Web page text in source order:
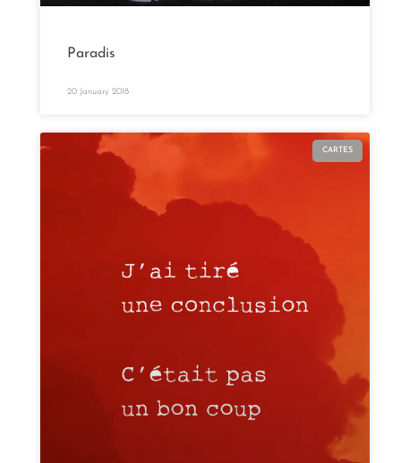
Paradis
20 January 2018
CARTES